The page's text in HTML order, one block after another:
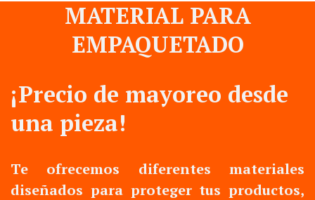
MATERIAL PARA
EMPAQUETADO
¡Precio de mayoreo desde
una pieza!
Te ofrecemos diferentes materiales
diseñados para proteger tus productos,